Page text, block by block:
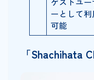
ーとして利
可能
「Shachihata